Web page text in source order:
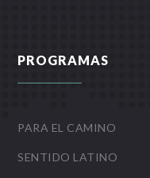
PROGRAMAS
PARA EL CAMINO
SENTIDO LATINO